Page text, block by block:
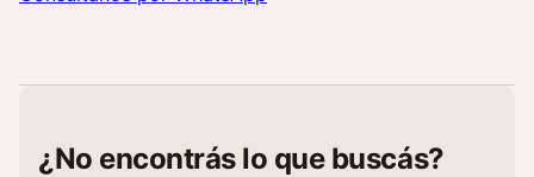
¿No encontrás lo que buscás?